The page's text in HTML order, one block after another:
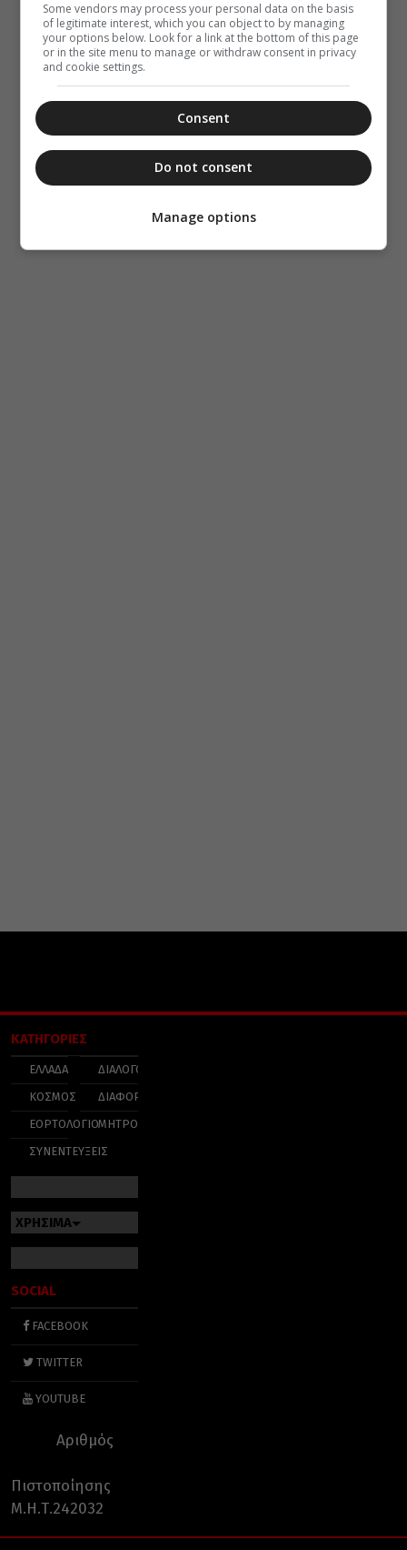
ΚΑΤΗΓΟΡΙΕΣ
ΕΛΛΑΔΑ
ΚΟΣΜΟΣ
ΕΟΡΤΟΛΟΓΙΟ
ΣΥΝΕΝΤΕΥΞΕΙΣ
ΔΙΑΛΟΓΟΣ
ΔΙΑΦΟΡΑ
ΜΗΤΡΟΠΟΛΕΙΣ
ΧΡΗΣΙΜΑ
SOCIAL
FACEBOOK
TWITTER
YOUTUBE
Αριθμός
Πιστοποίησης
Μ.Η.Τ.242032
Some vendors may process your personal data on the basis
of legitimate interest, which you can object to by managing
your options below. Look for a link at the bottom of this page
or in the site menu to manage or withdraw consent in privacy
and cookie settings.
Consent
Do not consent
Manage options